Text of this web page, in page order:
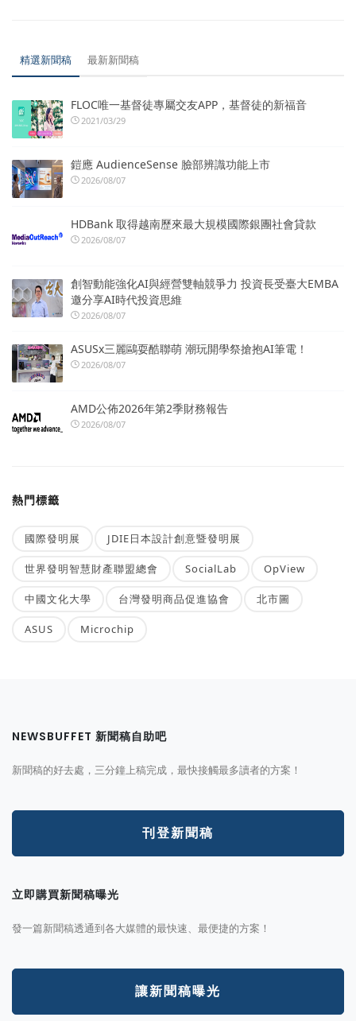
精選新聞稿 最新新聞稿
FLOC唯一基督徒專屬交友APP，基督徒的新福音
2021/03/29
鎧應 AudienceSense 臉部辨識功能上市
2026/08/07
HDBank 取得越南歷來最大規模國際銀團社會貸款
2026/08/07
創智動能強化AI與經營雙軸競爭力 投資長受臺大EMBA
邀分享AI時代投資思維
2026/08/07
ASUSx三麗鷗耍酷聯萌 潮玩開學祭搶抱AI筆電！
2026/08/07
AMD公佈2026年第2季財務報告
2026/08/07
熱門標籤
國際發明展 JDIE日本設計創意暨發明展
世界發明智慧財產聯盟總會 SocialLab OpView
中國文化大學 台灣發明商品促進協會 北市圖
ASUS Microchip
NEWSBUFFET 新聞稿自助吧
新聞稿的好去處，三分鐘上稿完成，最快接觸最多讀者的方案！
刊登新聞稿
立即購買新聞稿曝光
發一篇新聞稿透通到各大媒體的最快速、最便捷的方案！
讓新聞稿曝光